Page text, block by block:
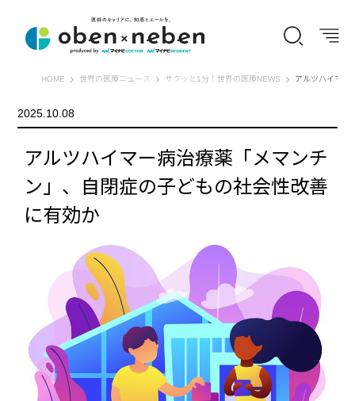
HOME オーベン×ネーベン
世界の医療ニュース サクッと1分！世界の医療NEWS アルツハイマー
2025.10.08
アルツハイマー病治療薬「メマンチ
ン」、自閉症の子どもの社会性改善
に有効か